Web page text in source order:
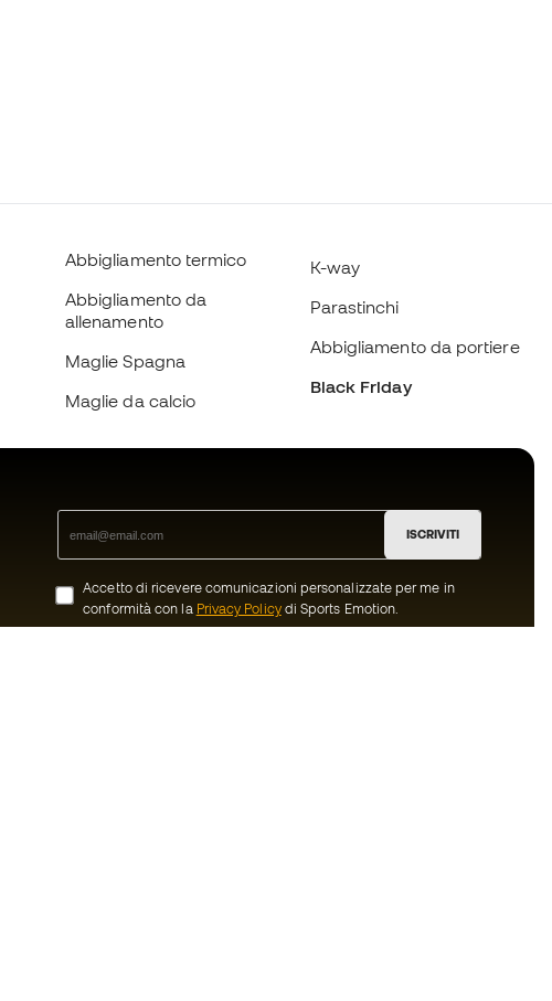
Abbigliamento termico
Abbigliamento da
allenamento
Maglie Spagna
Maglie da calcio
K-way
Parastinchi
Abbigliamento da portiere
Black Friday
ISCRIVITI
Accetto di ricevere comunicazioni personalizzate per me in
conformità con la Privacy Policydi Sports Emotion.